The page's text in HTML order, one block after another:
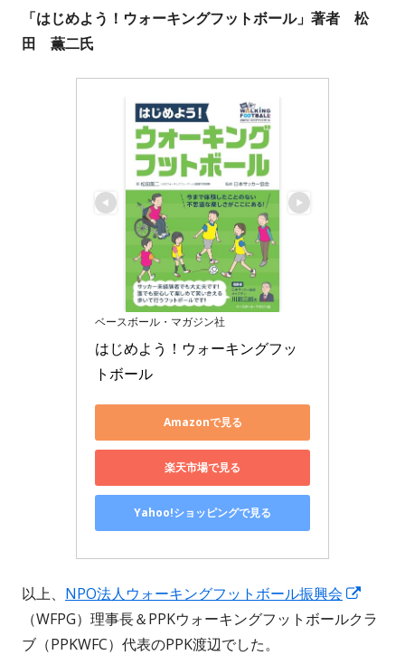
「はじめよう！ウォーキングフットボール」著者 松
田 薫二氏
ベースボール・マガジン社
はじめよう！ウォーキングフッ
トボール
Amazonで見る
楽天市場で見る
Yahoo!ショッピングで見る
以上、 NPO法人ウォーキングフットボール振興会
し
（WFPG）理事長＆PPKウォーキングフットボールクラ
ブ（PPKWFC）代表のPPK渡辺でした。